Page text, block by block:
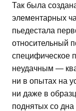
Так была
элементарных
пьедестала
относительный
специфическое
неудачным —
ни в опытах на
ни даже в
поднятых со дна